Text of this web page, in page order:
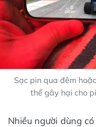
Sạc pin qua đêm
thể gây hại cho
Nhiều người dùng